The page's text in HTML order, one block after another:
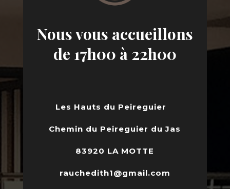
Nous vous accueillons
de 17h00 à 22h00
Les Hauts du Peireguier
Chemin du Peireguier du Jas
83920 LA MOTTE
rauchedith1@gmail.com